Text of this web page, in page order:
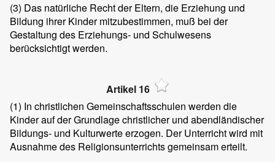
(3) Das natürliche Recht der Eltern, die Erziehung und
Bildung ihrer Kinder mitzubestimmen, muß bei der
Gestaltung des Erziehungs- und Schulwesens
berücksichtigt werden.
Artikel 16
(1) In christlichen Gemeinschaftsschulen werden die
Kinder auf der Grundlage christlicher und abendländischer
Bildungs- und Kulturwerte erzogen. Der Unterricht wird mit
Ausnahme des Religionsunterrichts gemeinsam erteilt.